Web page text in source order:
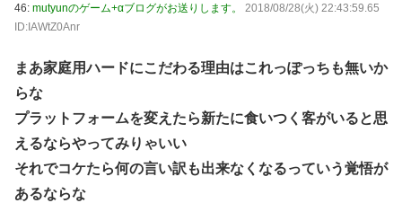
46: mutyunのゲーム+αブログがお送りします。
2018/08/28(火) 22:43:59.65
ID:IAWtZ0Anr
まあ家庭用ハードにこだわる理由はこれっぽっちも無いか
らな
プラットフォームを変えたら新たに食いつく客がいると思
えるならやってみりゃいい
それでコケたら何の言い訳も出来なくなるっていう覚悟が
あるならな